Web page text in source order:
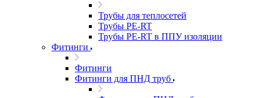
Трубы для теплосетей
Трубы PE-RT
Трубы PE-RT в ППУ изоляции
Фитинги
Фитинги
Фитинги для ПНД труб